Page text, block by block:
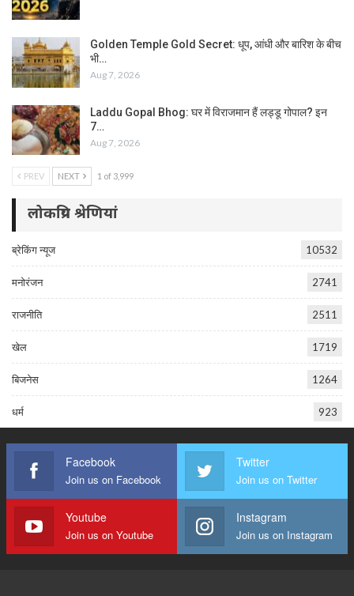
Golden Temple Gold Secret: धूप, आंधी और बारिश के बीच
भी…
Aug 7, 2026
Laddu Gopal Bhog: घर में विराजमान हैं लड्डू गोपाल? इन
7…
Aug 7, 2026
PREV NEXT 1 of 3,999
लोकप्रिय श्रेणियां
ब्रेकिंग न्यूज 10532
मनोरंजन 2741
राजनीति 2511
खेल 1719
बिजनेस 1264
धर्म 923
Facebook
Join us on Facebook
Twitter
Join us on Twitter
Youtube
Join us on Youtube
Instagram
Join us on Instagram